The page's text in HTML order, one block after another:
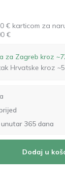
€ karticom za
€
za Zagreb kroz
Hrvatske kroz
365 dana
Dodaj u